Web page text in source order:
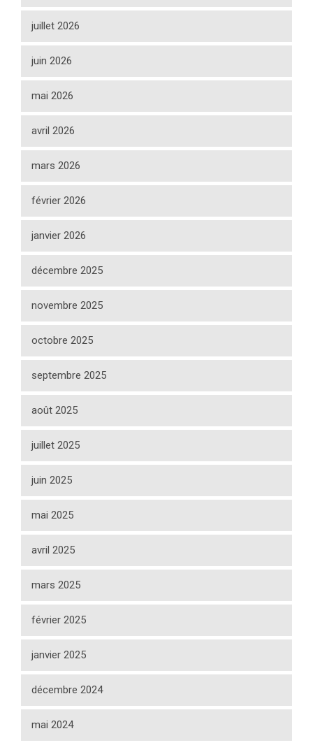
juillet 2026
juin 2026
mai 2026
avril 2026
mars 2026
février 2026
janvier 2026
décembre 2025
novembre 2025
octobre 2025
septembre 2025
août 2025
juillet 2025
juin 2025
mai 2025
avril 2025
mars 2025
février 2025
janvier 2025
décembre 2024
mai 2024